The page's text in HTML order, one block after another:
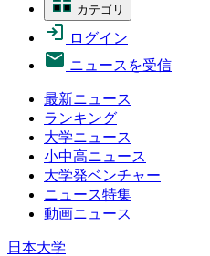
カテゴリ
ログイン
ニュースを受信
最新ニュース
ランキング
大学ニュース
小中高ニュース
大学発ベンチャー
ニュース特集
動画ニュース
日本大学